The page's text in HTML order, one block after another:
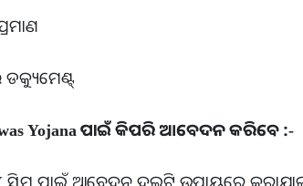
ଡକ୍ୟୁମେଣ୍ଟ୍
Yojana ପାଇଁ କିପରି ଆବେଦନ କରିବେ :-
ସ୍କିମ୍ ପାଇଁ ଆବେଦନ ଦୁଇଟି ଉପାୟରେ